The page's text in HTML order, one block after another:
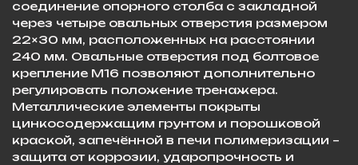
соединение опорного столба с закладной
через четыре овальных отверстия размером
22×30 мм, расположенных на расстоянии
240 мм. Овальные отверстия под болтовое
крепление М16 позволяют дополнительно
регулировать положение тренажера.
Металлические элементы покрыты
цинкосодержащим грунтом и порошковой
краской, запечённой в печи полимеризации –
защита от коррозии, ударопрочность и